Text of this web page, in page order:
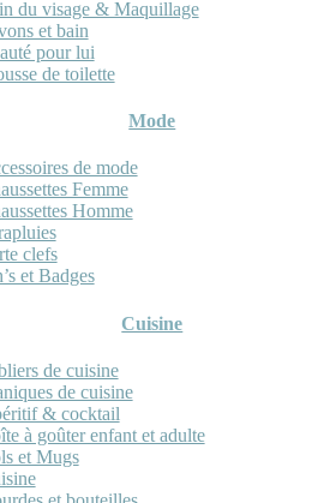
du visage & Maquillage
et bain
pour lui
de toilette
Mode
de mode
Femme
Homme
clefs
et Badges
Cuisine
de cuisine
de cuisine
& cocktail
à goûter enfant et adulte
et Mugs